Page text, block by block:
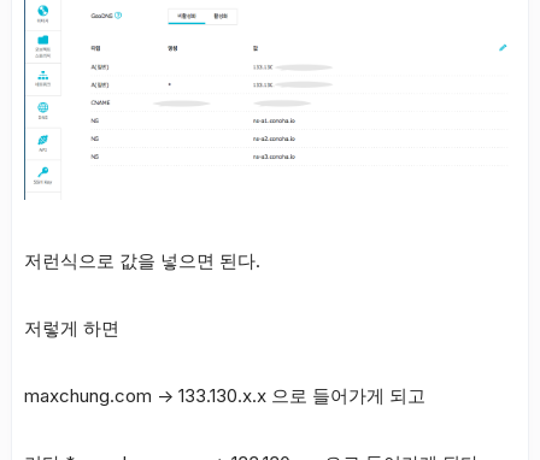
저런식으로 값을 넣으면 된다.
저렇게 하면
maxchung.com -> 133.130.x.x 으로 들어가게 되고